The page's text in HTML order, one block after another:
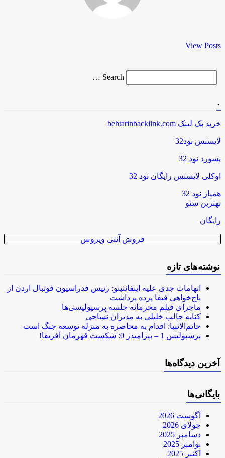
View Posts
for
Search …
خرید بک لینک behtarinbacklink.com
لایسنس نود32
پسورد نود 32
اوکلی لایسنس رایگان نود 32
همیار نود 32
بهترین سئو
رایگان
فروش آنتی ویروس
نوشته‌های تازه
اتهامات جدی علیه اینفانتینو: رئیس فدراسیون فوتبال اردن از
باج‌خواهی فیفا پرده برداشت
ماجرای فیلم محرمانه جلسه پرسپولیسی‌ها
کنایه جالب خلیلی به مدیران نساجی
خاتم‌الانبیا: اقدام به محاصره به منزله توسعه جنگ است
پرسپولیس 1 – پیرامیدز 0: شکست قهرمان آفریقا!
آخرین دیدگاه‌ها
بایگانی‌ها
آگوست 2026
جولای 2026
دسامبر 2025
نوامبر 2025
اکتبر 2025